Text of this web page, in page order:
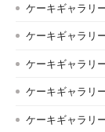
ケーキギャラリ
ケーキギャラリ
ケーキギャラリ
ケーキギャラリ
ケーキギャラリ